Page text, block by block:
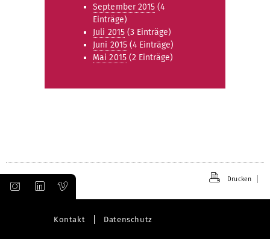
September 2015 (4
Einträge)
Juli 2015(3 Einträge)
Juni 2015(4 Einträge)
Mai 2015(2 Einträge)
Drucken
Kontakt Datenschutz